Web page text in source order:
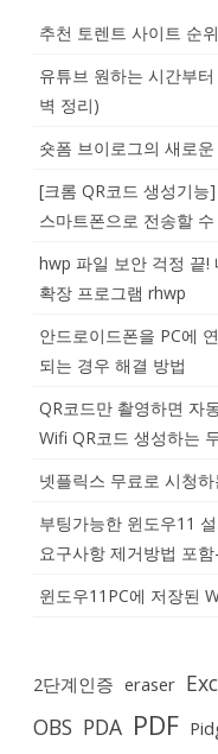
추천 토렌트 사이트 순
유튜브 원하는 시간부
벽 정리)
숏폼 브이로그의 새로운
[크롬 QR코드 생성기능
스마트폰으로 전송할
hwp 파일 보안 걱정 끝!
확장 프로그램 rhwp
안드로이드폰을 PC에
되는 경우 해결 방법
QR코드만 촬영하면 자
Wifi QR코드 생성하는
넷플릭스 무료로 시청
부팅가능한 윈도우11
요구사항 제거방법 포
윈도우11PC에 저장된
2단계인증 eraser
OBS PDA PDF